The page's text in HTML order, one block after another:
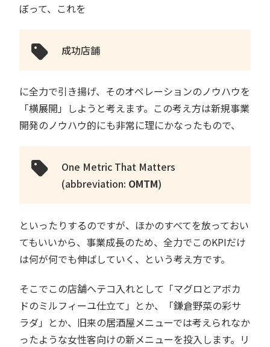
ぼって、これを
成功店舗
に全力で引き揚げ、そのオペレーションのノウハウを
「横展開」しようと考えます。この考え方は新規事業
開発のノウハウ的にも非常に理にかなったもので、
One Metric That Matters
(abbreviation: OMTM)
といったりするのですが、ほかのすべてを放っておい
てもいいから、事業成長のため、全力でこのKPIだけ
は何が何でも伸ばしていく、という考え方です。
そこでこの店舗へテコ入れとして「マグロとアボカ
ドのミルフィーユ仕立て」とか、「鎌倉野菜の彩サ
ラダ」とか、旧来の居酒屋メニューでは考えられなか
ったような女性客向けの新メニューを投入します。リ